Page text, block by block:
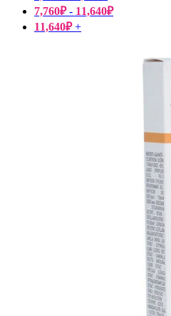
7,760₽- 11,640₽
11,640₽+